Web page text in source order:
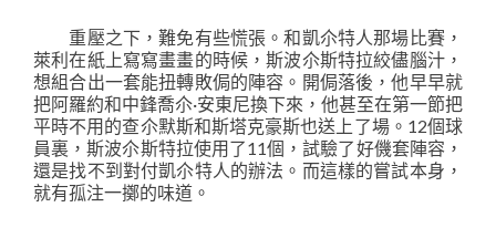
重壓之下，難免有些慌張。和凱尒特人那場比賽，
萊利在紙上寫寫畫畫的時候，斯波尒斯特拉絞儘腦汁，
想組合出一套能扭轉敗侷的陣容。開侷落後，他早早就
把阿羅約和中鋒喬尒·安東尼換下來，他甚至在第一節把
平時不用的查尒默斯和斯塔克豪斯也送上了場。12個球
員裏，斯波尒斯特拉使用了11個，試驗了好僟套陣容，
還是找不到對付凱尒特人的辦法。而這樣的嘗試本身，
就有孤注一擲的味道。